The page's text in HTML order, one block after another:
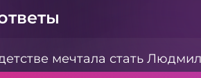
мечтала стать